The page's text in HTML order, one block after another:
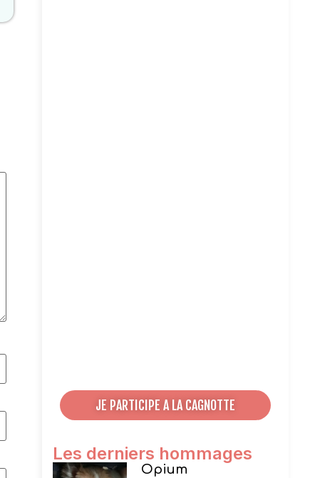
JE PARTICIPE A LA CAGNOTTE
Les derniers hommages
Opium